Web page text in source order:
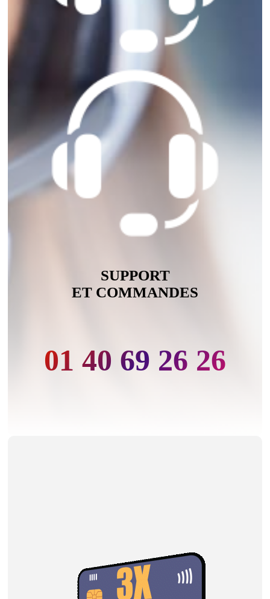
SUPPORT
ET COMMANDES
01 40 69 26 26